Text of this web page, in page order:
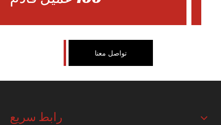
تواصل معنا
رابط سريع